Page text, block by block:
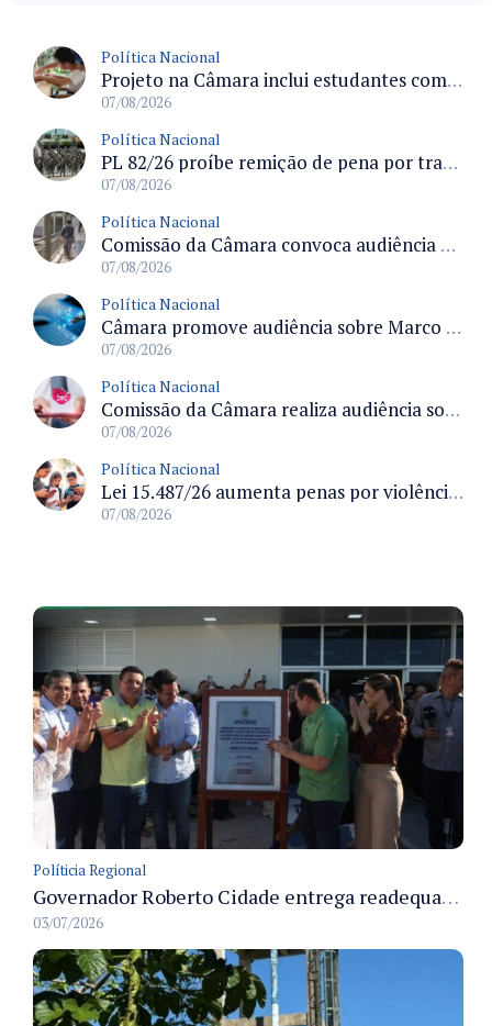
Política Nacional
Projeto na Câmara inclui estudantes com deficiência no regime escolar especial da LDB e estabelece critérios para frequência
07/08/2026
Política Nacional
PL 82/26 proíbe remição de pena por trabalho em funções militares para condenados por crimes contra o Estado Democrático de Direito
07/08/2026
Política Nacional
Comissão da Câmara convoca audiência para discutir misoginia nas escolas e universidades após divulgação de listas misóginas
07/08/2026
Política Nacional
Câmara promove audiência sobre Marco de Fomento à Economia Digital e impactos da inteligência artificial
07/08/2026
Política Nacional
Comissão da Câmara realiza audiência sobre apostas online para medir o tamanho do mercado ilegal
07/08/2026
Política Nacional
Lei 15.487/26 aumenta penas por violência sexual digital contra crianças e adolescentes e autoriza ronda virtual para investigação
07/08/2026
Políticia Regional
Governador Roberto Cidade entrega readequação do ambulatório da FCecon e amplia capacidade de atendimento oncológico em Manaus
03/07/2026